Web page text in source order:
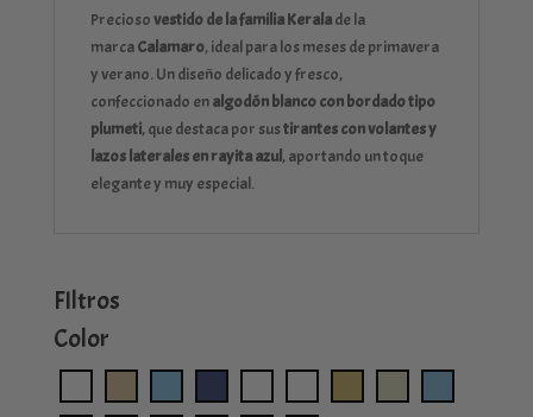
Preciosovestido de la familia Keralade la
marcaCalamaro, ideal para los meses de primavera
y verano. Un diseño delicado y fresco,
confeccionado enalgodón blanco con bordado tipo
plumeti, que destaca por sustirantes con volantes y
lazos laterales en rayita azul , aportando un toque
elegante y muy especial.
FIltros
Color